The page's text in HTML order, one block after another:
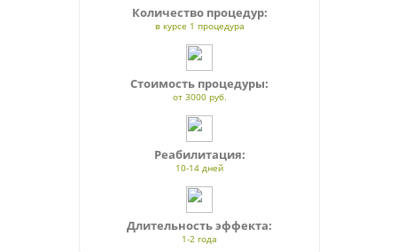
Количество процедур:
в курсе 1 процедура
Стоимость процедуры:
от 3000 руб.
Реабилитация:
10-14 дней
Длительность эффекта:
1-2 года